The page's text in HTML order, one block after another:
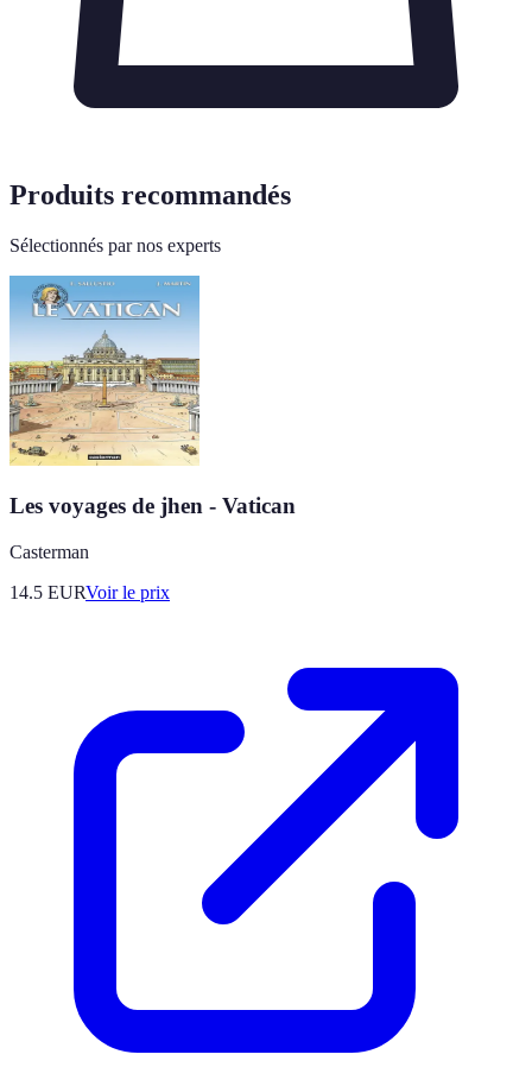
Produits recommandés
Sélectionnés par nos experts
Les voyages de jhen - Vatican
Casterman
14.5 EURVoir le prix